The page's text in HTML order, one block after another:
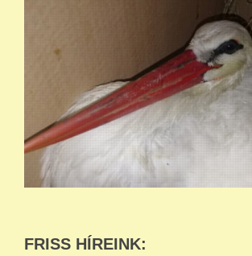
FRISS HÍREINK: